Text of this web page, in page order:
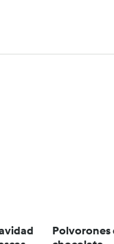
Polvorones